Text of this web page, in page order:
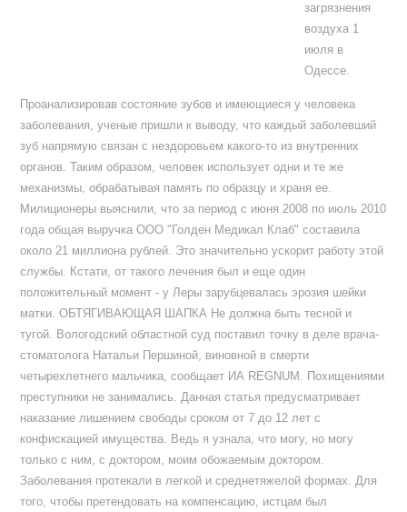
загрязнения
воздуха 1
июля в
Одессе.
Проанализировав состояние зубов и имеющиеся у человека
заболевания, ученые пришли к выводу, что каждый заболевший
зуб напрямую связан с нездоровьем какого-то из внутренних
органов. Таким образом, человек использует одни и те же
механизмы, обрабатывая память по образцу и храня ее.
Милиционеры выяснили, что за период с июня 2008 по июль 2010
года общая выручка ООО "Голден Медикал Клаб" составила
около 21 миллиона рублей. Это значительно ускорит работу этой
службы. Кстати, от такого лечения был и еще один
положительный момент - у Леры зарубцевалась эрозия шейки
матки. ОБТЯГИВАЮЩАЯ ШАПКА Не должна быть тесной и
тугой. Вологодский областной суд поставил точку в деле врача-
стоматолога Натальи Першиной, виновной в смерти
четырехлетнего мальчика, сообщает ИА REGNUM. Похищениями
преступники не занимались. Данная статья предусматривает
наказание лишением свободы сроком от 7 до 12 лет с
конфискацией имущества. Ведь я узнала, что могу, но могу
только с ним, с доктором, моим обожаемым доктором.
Заболевания протекали в легкой и среднетяжелой формах. Для
того, чтобы претендовать на компенсацию, истцам был